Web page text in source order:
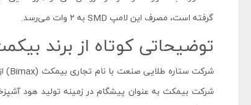
گرفته است، مصرف این لامپ SMD به ۲ وات می‌رسد.
توضیحاتی کوتاه از برند
شرکت بیمکث به ‌عنوان پیشگام در زمینه تولید هود